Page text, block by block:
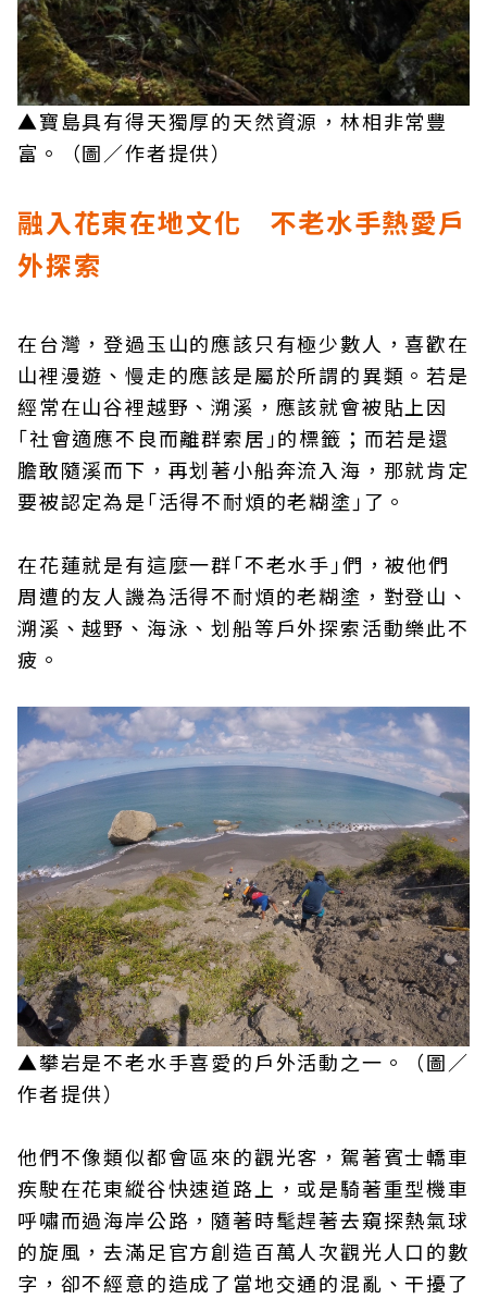
▲寶島具有得天獨厚的天然資源，林相非常豐
富。（圖／作者提供）
融入花東在地文化 不老水手熱愛戶
外探索
在台灣，登過玉山的應該只有極少數人，喜歡在
山裡漫遊、慢走的應該是屬於所謂的異類。若是
經常在山谷裡越野、溯溪，應該就會被貼上因
｢社會適應不良而離群索居｣的標籤；而若是還
膽敢隨溪而下，再划著小船奔流入海，那就肯定
要被認定為是｢活得不耐煩的老糊塗｣了。
在花蓮就是有這麼一群｢不老水手｣們，被他們
周遭的友人譏為活得不耐煩的老糊塗，對登山、
溯溪、越野、海泳、划船等戶外探索活動樂此不
疲。
▲攀岩是不老水手喜愛的戶外活動之一。（圖／
作者提供）
他們不像類似都會區來的觀光客，駕著賓士轎車
疾駛在花東縱谷快速道路上，或是騎著重型機車
呼嘯而過海岸公路，隨著時髦趕著去窺探熱氣球
的旋風，去滿足官方創造百萬人次觀光人口的數
字，卻不經意的造成了當地交通的混亂、干擾了